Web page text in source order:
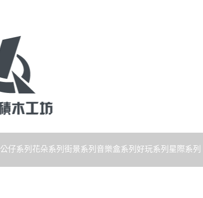
公仔系列 花朵系列 街景系列 音樂盒系列 好玩系列 星際系列